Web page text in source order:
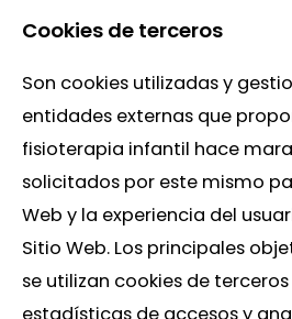
Cookies de terceros
Son cookies utilizadas y
entidades externas que
fisioterapia infantil hace
solicitados por este mismo
Web y la experiencia del
Sitio Web. Los principales
se utilizan cookies de
estadísticas de accesos y